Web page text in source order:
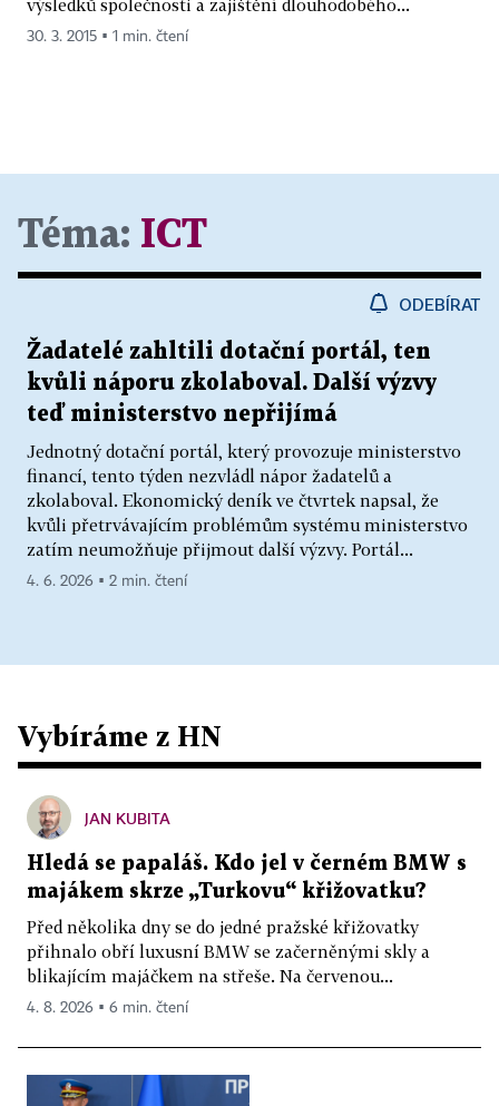
výsledků společnosti a zajištění dlouhodobého...
30. 3. 2015 ▪ 1 min. čtení
Téma: ICT
ODEBÍRAT
Žadatelé zahltili dotační portál, ten
kvůli náporu zkolaboval. Další výzvy
teď ministerstvo nepřijímá
Jednotný dotační portál, který provozuje ministerstvo
financí, tento týden nezvládl nápor žadatelů a
zkolaboval. Ekonomický deník ve čtvrtek napsal, že
kvůli přetrvávajícím problémům systému ministerstvo
zatím neumožňuje přijmout další výzvy. Portál...
4. 6. 2026 ▪ 2 min. čtení
Vybíráme z HN
JAN KUBITA
Hledá se papaláš. Kdo jel v černém BMW s
majákem skrze „Turkovu“ křižovatku?
Před několika dny se do jedné pražské křižovatky
přihnalo obří luxusní BMW se začerněnými skly a
blikajícím majáčkem na střeše. Na červenou...
4. 8. 2026 ▪ 6 min. čtení